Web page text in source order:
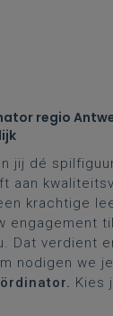
regio
jij dé
aan
krachtige
engagement
Dat verdient
nodigen we
Kies